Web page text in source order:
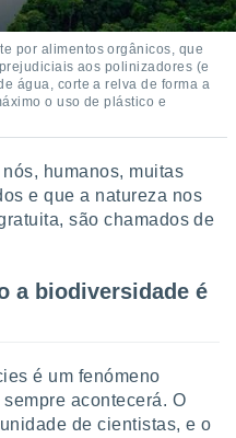
por alimentos orgânicos, que
aos polinizadores (e
água, corte a relva de forma a
o uso de plástico e
nós, humanos, muitas
e que a natureza nos
são chamados de
a biodiversidade é
é um fenómeno
acontecerá. O
de cientistas, e o